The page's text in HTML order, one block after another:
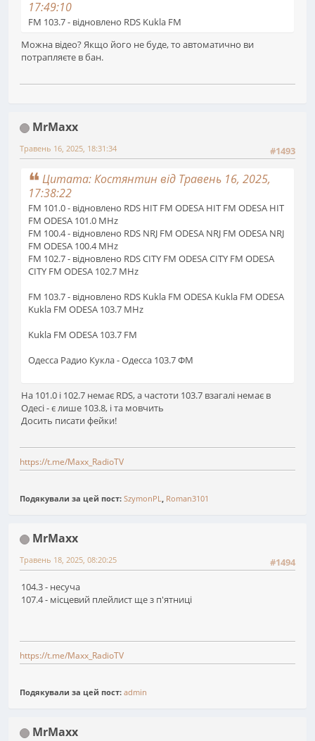
17:49:10
FM 103.7 - відновлено RDS Kukla FM
Можна відео? Якщо його не буде, то автоматично ви
потрапляєте в бан.
MrMaxx
#1493
Травень 16, 2025, 18:31:34
Цитата: Костянтин від Травень 16, 2025,
17:38:22
FM 101.0 - відновлено RDS HIT FM ODESA HIT FM ODESA HIT
FM ODESA 101.0 MHz
FM 100.4 - відновлено RDS NRJ FM ODESA NRJ FM ODESA NRJ
FM ODESA 100.4 MHz
FM 102.7 - відновлено RDS CITY FM ODESA CITY FM ODESA
CITY FM ODESA 102.7 MHz
FM 103.7 - відновлено RDS Kukla FM ODESA Kukla FM ODESA
Kukla FM ODESA 103.7 MHz
Kukla FM ODESA 103.7 FM
Одесса Радио Кукла - Одесса 103.7 ФМ
На 101.0 і 102.7 немає RDS, а частоти 103.7 взагалі немає в
Одесі - є лише 103.8, і та мовчить
Досить писати фейки!
https://t.me/Maxx_RadioTV
Подякували за цей пост: SzymonPL, Roman3101
MrMaxx
#1494
Травень 18, 2025, 08:20:25
104.3 - несуча
107.4 - місцевий плейлист ще з п'ятниці
https://t.me/Maxx_RadioTV
Подякували за цей пост: admin
MrMaxx